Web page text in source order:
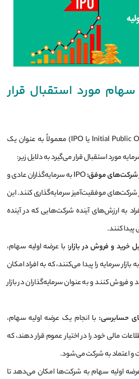
سهام مورد استقبال قرار
عرضه اولیه سهام (Initial Public Offering یا IPO) معمولاً به عنوان یک
مورد استقبال قرار می‌گیرد به دلایل زیر:
شرکت‌های موفق:
IPO به سرمایه‌گذاران عادی و
موفقیت‌آمیز سرمایه‌گذاری کنند. این
به ارزش‌های آینده شرکت‌هایی که در آینده
کنند.
خرید و فروش در بازار: با عرضه اولیه سهام،
سرمایه را پیدا می‌کنند، که به افراد امکان
کنند و به عنوان سرمایه‌گذاران در بازار
حسابرسی: با انجام یک عرضه اولیه سهام،
مالی خود را در اختیار عموم قرار دهند، که
و اعتماد به شرکت می‌شود.
اولیه سهام به شرکت‌ها امکان می‌دهد تا